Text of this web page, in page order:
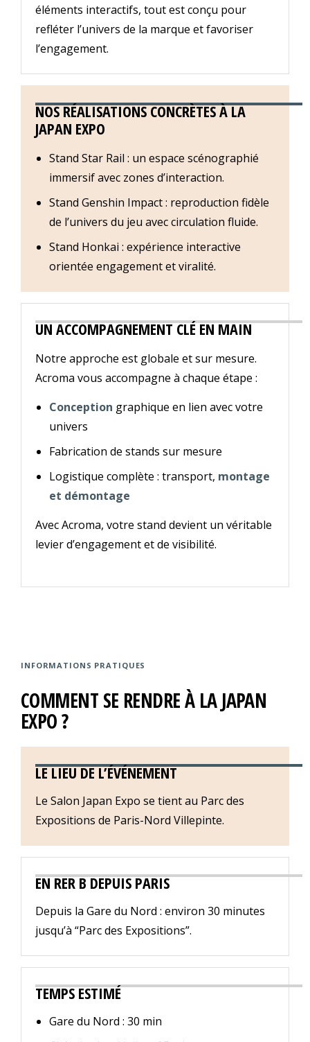
éléments interactifs, tout est conçu pour
refléter l’univers de la marque et favoriser
l’engagement.
NOS RÉALISATIONS CONCRÈTES À LA
JAPAN EXPO
Stand Star Rail : un espace scénographié
immersif avec zones d’interaction.
Stand Genshin Impact : reproduction fidèle
de l’univers du jeu avec circulation fluide.
Stand Honkai : expérience interactive
orientée engagement et viralité.
UN ACCOMPAGNEMENT CLÉ EN MAIN
Notre approche est globale et sur mesure.
Acroma vous accompagne à chaque étape :
Conception graphique en lien avec votre
univers
Fabrication de stands sur mesure
Logistique complète : transport, montage
et démontage
Avec Acroma, votre stand devient un véritable
levier d’engagement et de visibilité.
INFORMATIONS PRATIQUES
COMMENT SE RENDRE À LA JAPAN
EXPO ?
LE LIEU DE L’ÉVÉNEMENT
Le Salon Japan Expo se tient au Parc des
Expositions de Paris-Nord Villepinte.
EN RER B DEPUIS PARIS
Depuis la Gare du Nord : environ 30 minutes
jusqu’à “Parc des Expositions”.
TEMPS ESTIMÉ
Gare du Nord : 30 min